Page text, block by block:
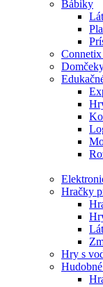
Bábiky
Connetix
Hračky
Hry s